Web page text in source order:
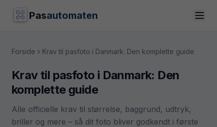
Pasautomaten
Forside Krav til pasfoto i Danmark: Den komplette guide
Krav til pasfoto i Danmark: Den
komplette guide
Alle officielle krav til størrelse, baggrund, udtryk,
briller og mere – så dit foto bliver godkendt i første